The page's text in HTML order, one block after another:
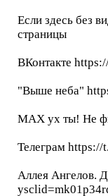
Если здесь без
страницы
ВКонтакте
"Выше неба"
МАХ ух ты! Не
Телеграм https://
Аллея Ангелов.